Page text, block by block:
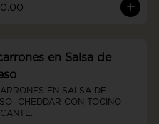
en Salsa de
EN SALSA DE
CHEDDAR CON TOCINO